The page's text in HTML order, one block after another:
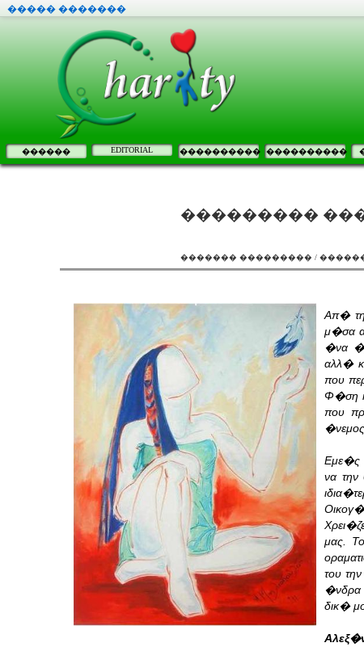
����� �������
������ EDITORIAL ���������� ����������
���������
������� ��������� /
Απ�
μ�σα
�να
αλλ�
που
Φ�ση
που
Εμε�ς
να την
μας.
του
�νδρα
δικ�